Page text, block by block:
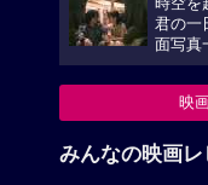
時空を
君の一
面写真
映
みんなの映画